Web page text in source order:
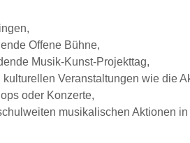
Offene Bühne,
Musik-Kunst-Projekttag,
Veranstaltungen wie die
oder Konzerte,
musikalischen Aktionen